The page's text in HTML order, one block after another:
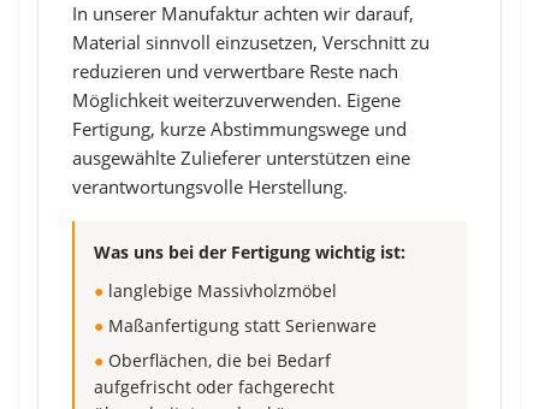
In unserer Manufaktur achten wir darauf,
Material sinnvoll einzusetzen, Verschnitt zu
reduzieren und verwertbare Reste nach
Möglichkeit weiterzuverwenden. Eigene
Fertigung, kurze Abstimmungswege und
ausgewählte Zulieferer unterstützen eine
verantwortungsvolle Herstellung.
Was uns bei der Fertigung wichtig ist:
● langlebige Massivholzmöbel
● Maßanfertigung statt Serienware
● Oberflächen, die bei Bedarf
aufgefrischt oder fachgerecht